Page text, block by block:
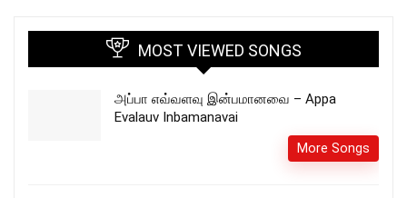
MOST VIEWED SONGS
அப்பா எவ்வளவு இன்பமானவை – Appa
Evalauv Inbamanavai
More Songs